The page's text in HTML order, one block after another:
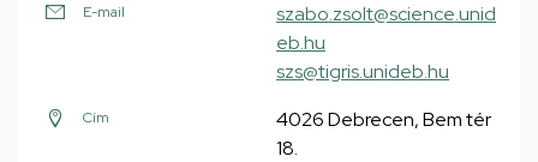
E-mail
szabo.zsolt@science.unid
eb.hu
szs@tigris.unideb.hu
Cím
4026 Debrecen, Bem tér
18.